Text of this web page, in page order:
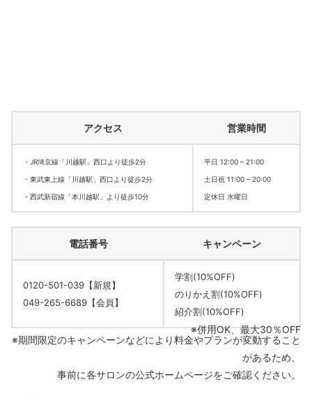
アクセス 営業時間
・JR埼京線「川越駅」西口より徒歩2分
・東武東上線「川越駅」西口より徒歩2分
・西武新宿線「本川越駅」より徒歩10分
平日 12:00 – 21:00
土日祝 11:00 – 20:00
定休日 水曜日
電話番号 キャンペーン
0120-501-039【新規】
049-265-6689【会員】
学割(10%OFF)
のりかえ割(10%OFF)
紹介割(10%OFF)
※併用OK、最大30％OFF
※期間限定のキャンペーンなどにより料金やプランが変動すること
があるため、
事前に各サロンの公式ホームページをご確認ください。